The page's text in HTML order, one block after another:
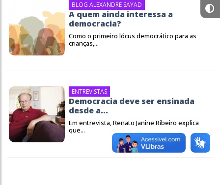
BLOG ALEXANDRE SAYAD
A quem ainda interessa a
democracia?
Como o primeiro lócus democrático para as
crianças,...
ENTREVISTAS
Democracia deve ser ensinada
desde a...
Em entrevista, Renato Janine Ribeiro explica
que...